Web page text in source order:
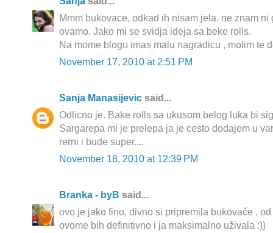
Mmm bukovace, odkad ih nisam jela. ne znam
ovamo. Jako mi se svidja ideja sa beke rolls.
Na mome blogu imas malu nagradicu , molim te
November 17, 2010 at 2:51 PM
Sanja Manasijevic said...
Odlicno je. Bake rolls sa ukusom belog luka bi
Sargarepa mi je prelepa ja je cesto dodajem u
rerni i bude super....
November 18, 2010 at 12:39 PM
Branka - byB said...
ovo je jako fino, divno si pripremila bukovače ,
ovome bih definitivno i ja maksimalno uživala :))